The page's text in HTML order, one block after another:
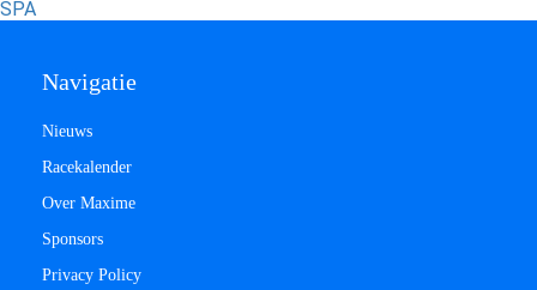
SPA
Navigatie
Nieuws
Racekalender
Over Maxime
Sponsors
Privacy Policy